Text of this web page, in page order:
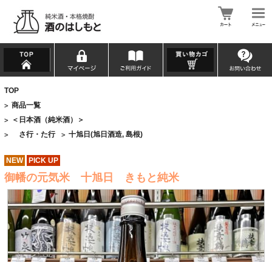
TOP
> 商品一覧
> ＜日本酒（純米酒）＞
> さ行・た行 > 十旭日(旭日酒造, 島根)
NEW PICK UP
御幡の元気米 十旭日 きもと純米